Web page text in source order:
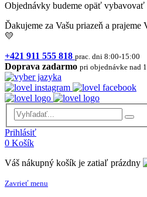
Objednávky budeme opäť vybavovať
Ďakujeme za Vašu priazeň a
💛
+421 911 555 818 prac. dni 8:00-15:00
Doprava zadarmo pri objednávke nad
Prihlásiť
0 Košík
Váš nákupný košík je zatiaľ prázdny
Zavrieť menu